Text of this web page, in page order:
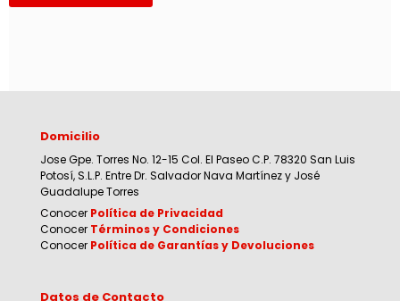
Domicilio
Jose Gpe. Torres No. 12-15 Col. El Paseo C.P. 78320 San Luis
Potosí, S.L.P. Entre Dr. Salvador Nava Martínez y José
Guadalupe Torres
Conocer Política de Privacidad
Conocer Términos y Condiciones
Conocer Política de Garantías y Devoluciones
Datos de Contacto